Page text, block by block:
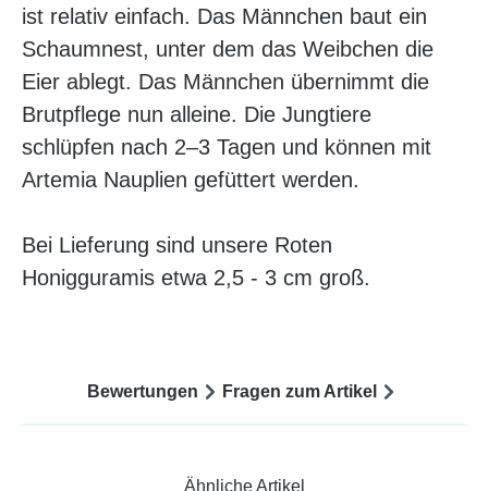
ist relativ einfach. Das Männchen baut ein
Schaumnest, unter dem das Weibchen die
Eier ablegt. Das Männchen übernimmt die
Brutpflege nun alleine. Die Jungtiere
schlüpfen nach 2–3 Tagen und können mit
Artemia Nauplien gefüttert werden.
Bei Lieferung sind unsere Roten
Honigguramis etwa 2,5 - 3 cm groß.
Bewertungen Fragen zum Artikel
Ähnliche Artikel